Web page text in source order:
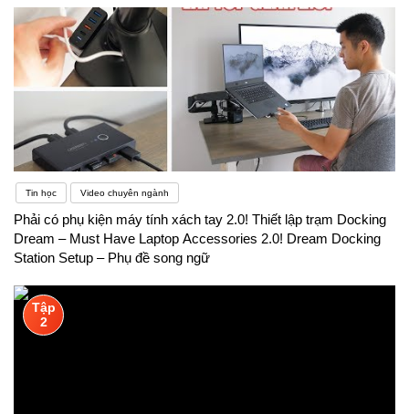
Tin học Video chuyên ngành
Phải có phụ kiện máy tính xách tay 2.0! Thiết lập trạm Docking
Dream – Must Have Laptop Accessories 2.0! Dream Docking
Station Setup – Phụ đề song ngữ
Tập
2